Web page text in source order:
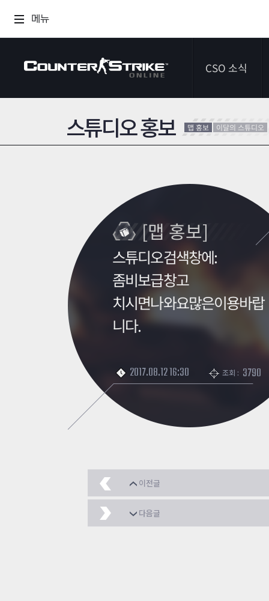
메뉴
CSO 소식
공지사항
스튜디오 홍보 맵 홍보 이달의 스튜디오
[맵 홍보]
스튜디오검색창에:
좀비보급창고
치시면나와요많은이용바랍
니다.
2017.08.12 16:30 조회 : 3790
이전글
[좀비히어로] 편의점
다음글